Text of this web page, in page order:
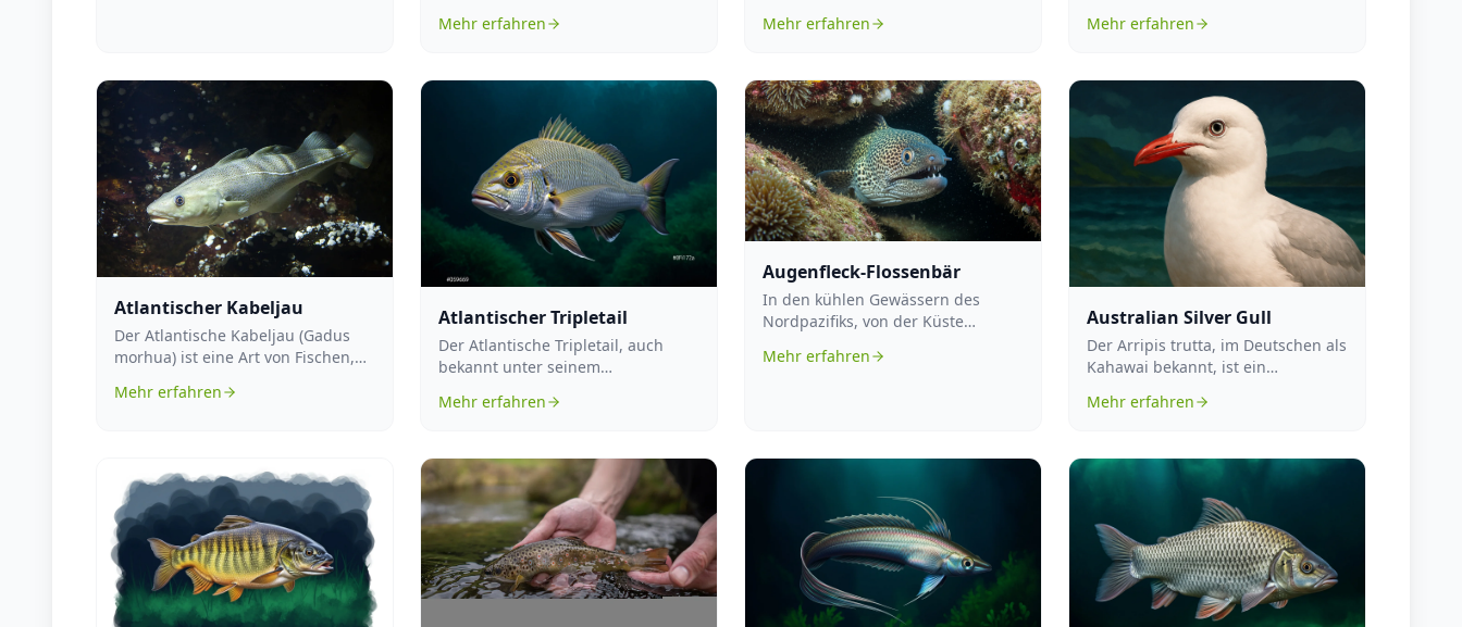
Knochenzün...
Mehr erfahren Mehr erfahren
Heteronetta atricapilla,...
Mehr erfahren
Atlantischer Kabeljau
Der Atlantische Kabeljau (Gadus
morhua) ist eine Art von Fischen,
d...
Mehr erfahren
Atlantischer Tripletail
Der Atlantische Tripletail, auch
bekannt unter seinem
surinamensis, ist e...
Mehr erfahren
Augenfleck-Flossenbär
In den kühlen Gewässern des
Nordpazifiks, von der Küste
und Japa...
Mehr erfahren
Australian Silver Gull
Der Arripis trutta, im Deutschen als
Kahawai bekannt, ist ein
Fische ...
Mehr erfahren